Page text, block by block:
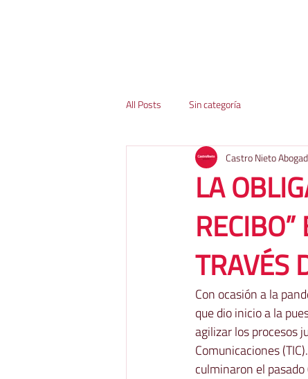
All Posts Sin categoría
LA
TRAVÉS
Castro Nieto
Con ocasión a la
que dio inicio a la
agilizar los procesos
Comunicaciones
culminaron el